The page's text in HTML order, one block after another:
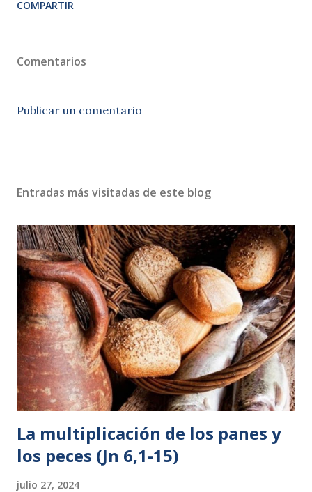
COMPARTIR
Comentarios
Publicar un comentario
Entradas más visitadas de este blog
La multiplicación de los panes y
los peces (Jn 6,1-15)
julio 27, 2024